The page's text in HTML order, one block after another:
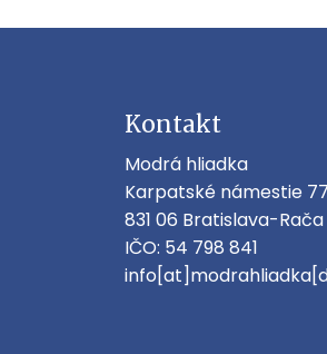
Kontakt
Modrá hliadka
Karpatské námestie
831 06 Bratislava-Rača
IČO: 54 798 841